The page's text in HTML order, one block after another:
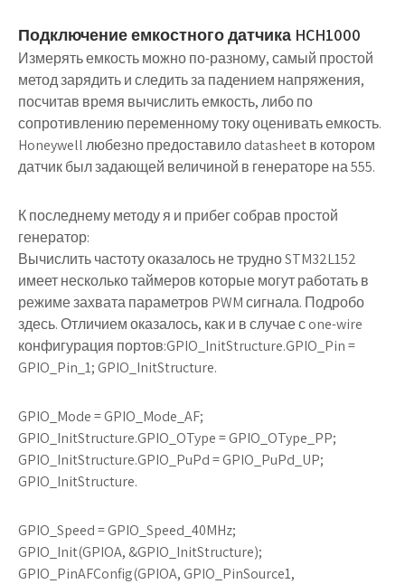
Подключение емкостного датчика HCH1000
Измерять емкость можно по-разному, самый простой
метод зарядить и следить за падением напряжения,
посчитав время вычислить емкость, либо по
сопротивлению переменному току оценивать емкость.
Honeywell любезно предоставило datasheet в котором
датчик был задающей величиной в генераторе на 555.
К последнему методу я и прибег собрав простой
генератор:
Вычислить частоту оказалось не трудно STM32L152
имеет несколько таймеров которые могут работать в
режиме захвата параметров PWM сигнала. Подробо
здесь. Отличием оказалось, как и в случае с one-wire
конфигурация портов:GPIO_InitStructure.GPIO_Pin =
GPIO_Pin_1; GPIO_InitStructure.
GPIO_Mode = GPIO_Mode_AF;
GPIO_InitStructure.GPIO_OType = GPIO_OType_PP;
GPIO_InitStructure.GPIO_PuPd = GPIO_PuPd_UP;
GPIO_InitStructure.
GPIO_Speed = GPIO_Speed_40MHz;
GPIO_Init(GPIOA, &GPIO_InitStructure);
GPIO_PinAFConfig(GPIOA, GPIO_PinSource1,